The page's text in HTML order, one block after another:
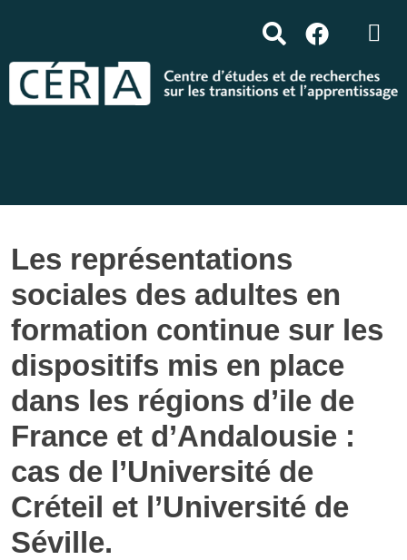
Les représentations
sociales des adultes en
formation continue sur les
dispositifs mis en place
dans les régions d’ile de
France et d’Andalousie :
cas de l’Université de
Créteil et l’Université de
Séville.